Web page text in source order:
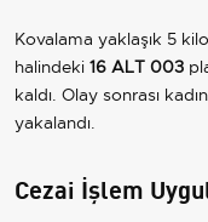
Kovalama yaklaşık 5
halindeki 16 ALT 003
kaldı. Olay sonrası
yakalandı.
Cezai İşlem